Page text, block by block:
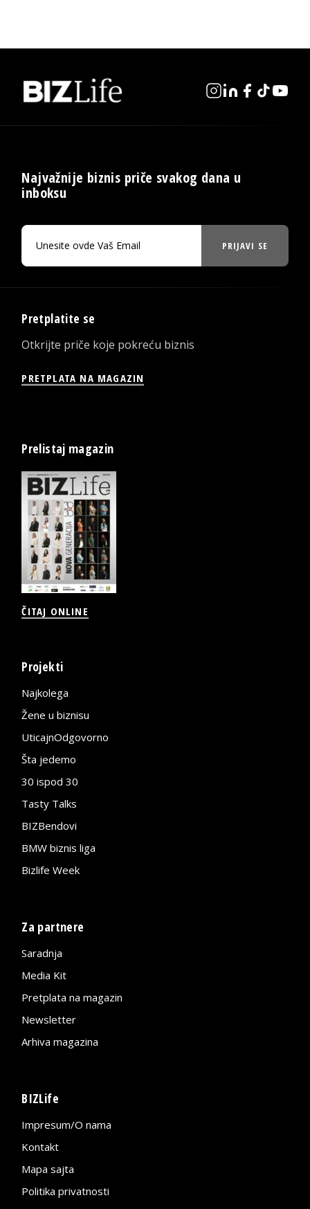
Najvažnije biznis priče svakog dana u
inboksu
PRIJAVI SE
Pretplatite se
Otkrijte priče koje pokreću biznis
PRETPLATA NA MAGAZIN
Prelistaj magazin
ČITAJ ONLINE
Projekti
Najkolega
Žene u biznisu
UticajnOdgovorno
Šta jedemo
30 ispod 30
Tasty Talks
BIZBendovi
BMW biznis liga
Bizlife Week
Za partnere
Saradnja
Media Kit
Pretplata na magazin
Newsletter
Arhiva magazina
BIZLife
Impresum/O nama
Kontakt
Mapa sajta
Politika privatnosti